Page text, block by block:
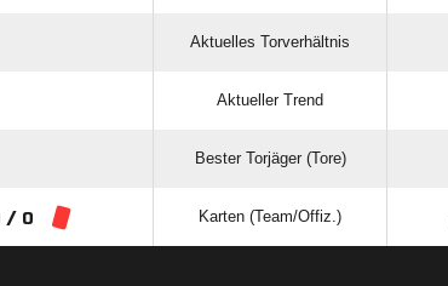
Aktuelles Torverhältnis
Aktueller Trend
Bester Torjäger (Tore)
/ 0 Karten (Team/Offiz.)